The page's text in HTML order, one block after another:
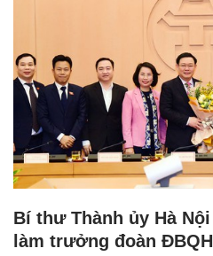
Bí thư Thành ủy Hà
làm trưởng đoàn